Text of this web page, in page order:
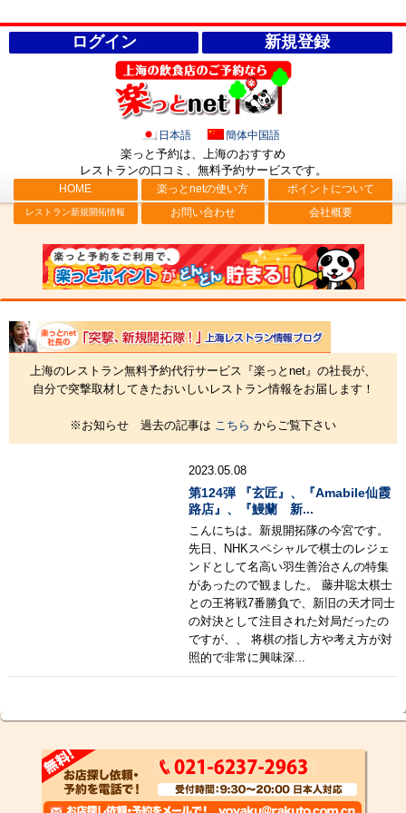
ログイン 新規登録
日本語 簡体中国語
楽っと予約は、上海のおすすめ
レストランの口コミ、無料予約サービスです。
HOME 楽っとnetの使い方 ポイントについて
レストラン新規開拓情報 お問い合わせ 会社概要
上海のレストラン無料予約代行サービス『楽っとnet』の社長が、
自分で突撃取材してきたおいしいレストラン情報をお届します！
※お知らせ 過去の記事は こちら からご覧下さい
2023.05.08
第124弾 『玄匠』、『Amabile仙霞
路店』、『鰻蘭 新...
こんにちは。新規開拓隊の今宮です。
先日、NHKスペシャルで棋士のレジェ
ンドとして名高い羽生善治さんの特集
があったので観ました。 藤井聡太棋士
との王将戦7番勝負で、新旧の天才同士
の対決として注目された対局だったの
ですが、、 将棋の指し方や考え方が対
照的で非常に興味深...